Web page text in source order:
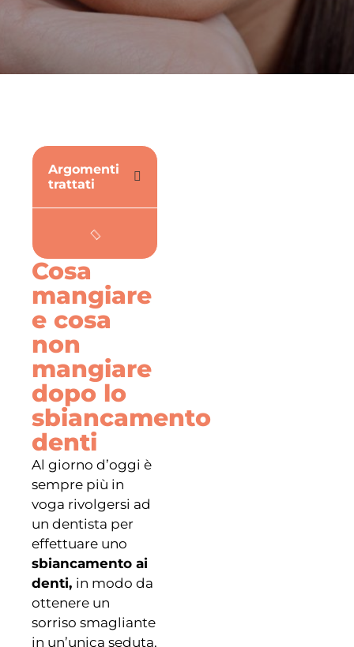
Argomenti
trattati
Cosa
mangiare
e cosa
non
mangiare
dopo lo
sbiancamento
denti
Al giorno d’oggi è
sempre più in
voga rivolgersi ad
un dentista per
effettuare uno
sbiancamento ai
denti, in modo da
ottenere un
sorriso smagliante
in un’unica seduta.